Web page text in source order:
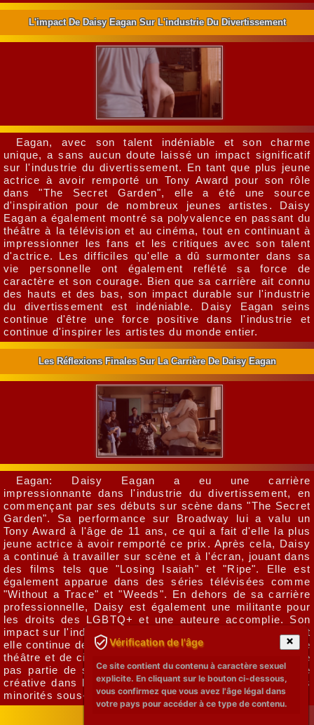
L'impact De Daisy Eagan Sur L'industrie Du Divertissement
Eagan, avec son talent indéniable et son charme
unique, a sans aucun doute laissé un impact significatif
sur l'industrie du divertissement. En tant que plus jeune
actrice à avoir remporté un Tony Award pour son rôle
dans "The Secret Garden", elle a été une source
d'inspiration pour de nombreux jeunes artistes. Daisy
Eagan a également montré sa polyvalence en passant du
théâtre à la télévision et au cinéma, tout en continuant à
impressionner les fans et les critiques avec son talent
d'actrice. Les difficiles qu'elle a dû surmonter dans sa
vie personnelle ont également reflété sa force de
caractère et son courage. Bien que sa carrière ait connu
des hauts et des bas, son impact durable sur l'industrie
du divertissement est indéniable. Daisy Eagan seins
continue d'être une force positive dans l'industrie et
continue d'inspirer les artistes du monde entier.
Les Réflexions Finales Sur La Carrière De Daisy Eagan
Eagan: Daisy Eagan a eu une carrière
impressionnante dans l'industrie du divertissement, en
commençant par ses débuts sur scène dans "The Secret
Garden". Sa performance sur Broadway lui a valu un
Tony Award à l'âge de 11 ans, ce qui a fait d'elle la plus
jeune actrice à avoir remporté ce prix. Après cela, Daisy
a continué à travailler sur scène et à l'écran, jouant dans
des films tels que "Losing Isaiah" et "Ripe". Elle est
également apparue dans des séries télévisées comme
"Without a Trace" et "Weeds". En dehors de sa carrière
professionnelle, Daisy est également une militante pour
les droits des LGBTQ+ et une auteure accomplie. Son
impact sur l'industrie du divertissement est indéniable, et
elle continue de travailler activement dans des projets de
théâtre et de cinéma. Bien que Daisy Eagan nu ne fasse
pas partie de sa vie professionnelle, elle est une force
créative dans l'industrie et une voix importante pour les
minorités sous-représentées au cinéma et au théâtre.
Vérification de l'âge
Ce site contient du contenu à caractère sexuel
explicite. En cliquant sur le bouton ci-dessous,
vous confirmez que vous avez l'âge légal dans
votre pays pour accéder à ce type de contenu.